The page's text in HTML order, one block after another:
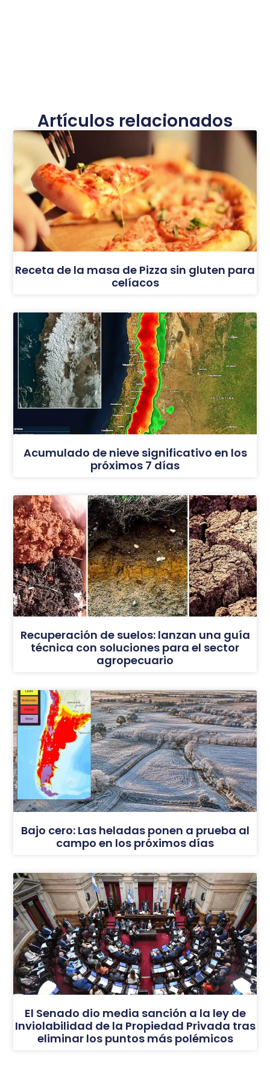
Artículos relacionados
Receta de la masa de Pizza sin gluten para
celíacos
Acumulado de nieve significativo en los
próximos 7 días
Recuperación de suelos: lanzan una guía
técnica con soluciones para el sector
agropecuario
Bajo cero: Las heladas ponen a prueba al
campo en los próximos días
El Senado dio media sanción a la ley de
Inviolabilidad de la Propiedad Privada tras
eliminar los puntos más polémicos